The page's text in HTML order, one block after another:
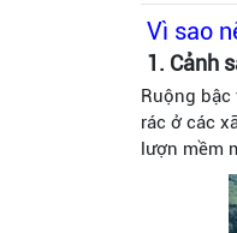
Vì sao
1. Cảnh
Ruộng
rác ở các
lượn mềm